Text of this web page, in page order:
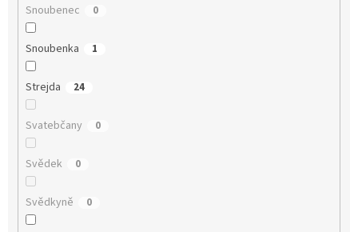
Snoubenec 0
Snoubenka 1
Strejda 24
Svatebčany 0
Svědek 0
Svědkyně 0